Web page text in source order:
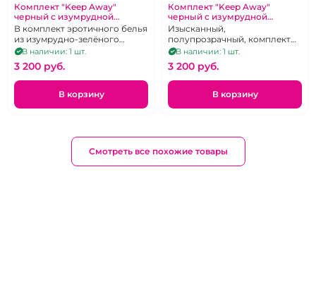
Комплект "Keep Away"
черный с изумрудной
вышивкой лиф и трусики, 44-
46
В комплект эротичного белья
из изумрудно-зелёного
кружева входит бюстгальтер
и трусики. Размер 40-46
В наличии: 1 шт.
3 200 pуб.
В корзину
Комплект "Keep Away"
черный с изумрудной
вышивкой лиф и трусики, 48-
50
Изысканный,
полупрозрачный, комплект
из воздушного кружева,
размер 48-50
В наличии: 1 шт.
3 200 pуб.
В корзину
Смотреть все похожие товары